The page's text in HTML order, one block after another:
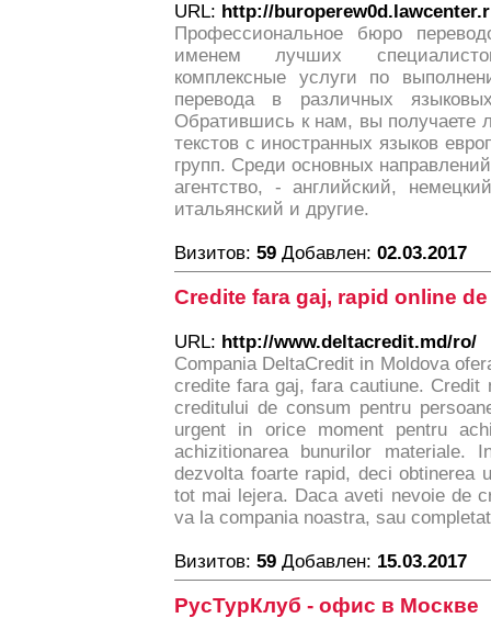
URL: http://
Профессиональное бюро
именем лучших
комплексные услуги по
перевода в различных
Обратившись к нам, вы получаете
текстов с иностранных языков
групп. Среди основных
агентство, - английский,
итальянский и другие.
Визитов: 59 Добавлен: 02.03.2017
Credite fara gaj, rapid online
URL: http://www.deltacredit.md/ro/
Compania DeltaCredit in Moldova
credite fara gaj, fara cautiune. Credit
creditului de consum pentru
urgent in orice moment pentru
achizitionarea bunurilor materiale.
dezvolta foarte rapid, deci obtinerea
tot mai lejera. Daca aveti nevoie de
va la compania noastra, sau
Визитов: 59 Добавлен: 15.03.2017
РусТурКлуб - офис в Москве